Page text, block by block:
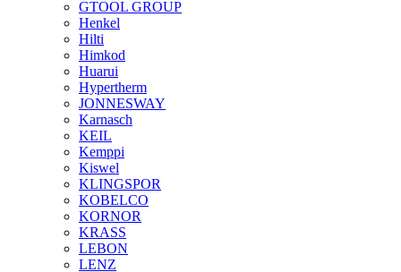
GTOOL GROUP
Henkel
Hilti
Himkod
Huarui
Hypertherm
JONNESWAY
Karnasch
KEIL
Kemppi
Kiswel
KLINGSPOR
KOBELCO
KORNOR
KRASS
LEBON
LENZ